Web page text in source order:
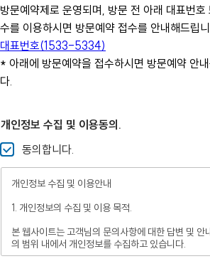
방문예약제로 운영되며, 방문 전 아래 대표번호
수를 이용하시면 방문예약 접수를 안내해드립
대표번호(1533-5334)
* 아래에 방문예약을 접수하시면 방문예약 안
다.
개인정보 수집 및 이용동의.
동의합니다.
개인정보 수집 및 이용안내
1. 개인정보의 수집 및 이용 목적.
본 웹사이트는 고객님의 문의사항에 대한 답변 및 안
의 범위 내에서 개인정보를 수집하고 있습니다.